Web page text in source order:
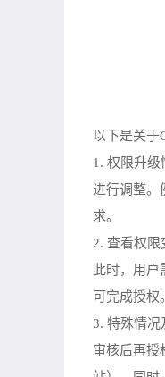
以下是关于
1. 权限升
进行调整。
求。
2. 查看权限
此时，用户
可完成授权。
3. 特殊情况
审核后再授